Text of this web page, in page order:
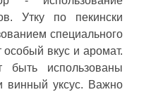
Утку по пекински
специального
особый вкус и аромат.
быть использованы
винный уксус. Важно